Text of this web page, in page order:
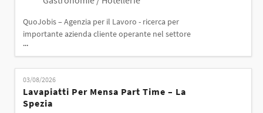
QuoJobis – Agenzia per il Lavoro - ricerca per
importante azienda cliente operante nel settore
della ristorazione collettiva un ADDETTA/ADDETTO
MENSA PER SOSTITUZIONE – MOZZO
Responsabilità: L' addetta mensa si occuperà
all'interno della mensa di - servizio mensa - servizio
ai tavoli Requisiti: - pregressa esperienza nella
ristorazi
...
03/08/2026
Lavapiatti Per Mensa Part Time – La
Spezia